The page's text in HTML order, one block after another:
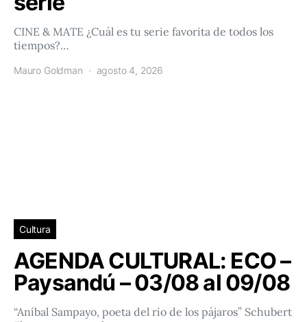
CINE & MATE ¿Cuál es tu serie favorita de todos los
tiempos?…
Mauro Goldman agosto 4, 2026
Cultura
AGENDA CULTURAL: ECO –
Paysandú – 03/08 al 09/08
“Aníbal Sampayo, poeta del río de los pájaros” Schubert